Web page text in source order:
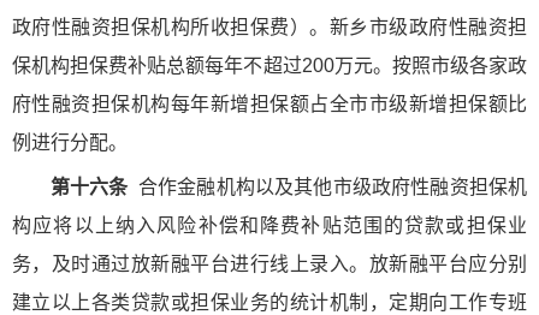
政府性融资担保机构所收担保费）。新乡市级政府性融资担
保机构担保费补贴总额每年不超过200万元。按照市级各家政
府性融资担保机构每年新增担保额占全市市级新增担保额比
例进行分配。
第十六条合作金融机构以及其他市级政府性融资担保机
构应将以上纳入风险补偿和降费补贴范围的贷款或担保业
务，及时通过放新融平台进行线上录入。放新融平台应分别
建立以上各类贷款或担保业务的统计机制，定期向工作专班